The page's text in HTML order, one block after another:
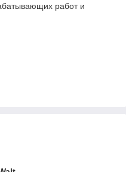
работ и